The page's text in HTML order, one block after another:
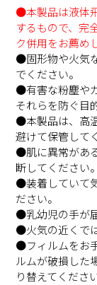
●本製品は液体
するもので、完
ク併用をお薦め
●固形物や火気
でください。
●有害な粉塵や
それらを防ぐ目
●本製品は、高
避けて保管して
●肌に異常があ
断してください。
●装着していて
ださい。
●乳幼児の手が
●火気の近くで
●フィルムをお
ルムが破損した
り替えてください